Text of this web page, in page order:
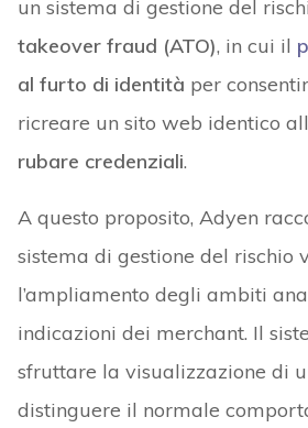
un sistema di gestione del
takeover fraud (ATO), in cui il
al furto di identità per
ricreare un sito web identico
rubare credenziali.
A questo proposito, Adyen
sistema di gestione del rischio
l’ampliamento degli ambiti
indicazioni dei merchant. Il
sfruttare la visualizzazione di
distinguere il normale